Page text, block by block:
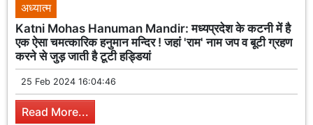
अध्यात्म
Katni Mohas Hanuman Mandir: मध्यप्रदेश के कटनी में है
एक ऐसा चमत्कारिक हनुमान मन्दिर ! जहां 'राम' नाम जप व बूटी ग्रहण
करने से जुड़ जाती है टूटी हड्डियां
25 Feb 2024 16:04:46
Read More...